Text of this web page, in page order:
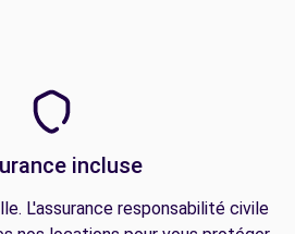
incluse
L'assurance responsabilité civile